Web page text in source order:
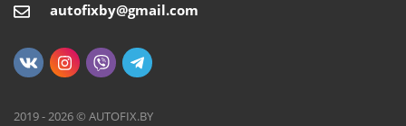
autofixby@gmail.com
2019 - 2026 © AUTOFIX.BY